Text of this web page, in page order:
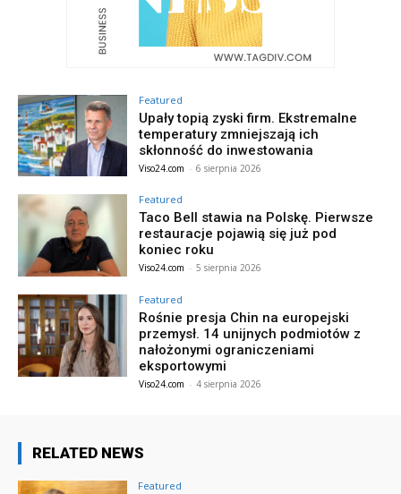
Featured
Upały topią zyski firm. Ekstremalne
temperatury zmniejszają ich
skłonność do inwestowania
Viso24.com - 6 sierpnia 2026
Featured
Taco Bell stawia na Polskę. Pierwsze
restauracje pojawią się już pod
koniec roku
Viso24.com - 5 sierpnia 2026
Featured
Rośnie presja Chin na europejski
przemysł. 14 unijnych podmiotów z
nałożonymi ograniczeniami
eksportowymi
Viso24.com - 4 sierpnia 2026
RELATED NEWS
Featured